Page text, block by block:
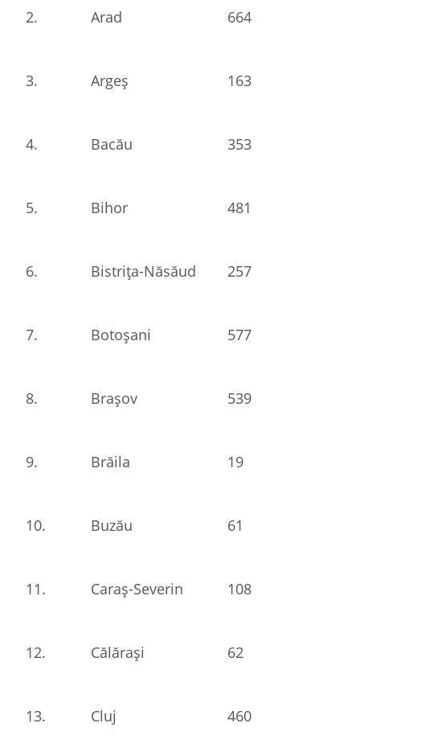
2. Arad 664
3. Argeș 163
4. Bacău 353
5. Bihor 481
6. Bistrița-Năsăud 257
7. Botoșani 577
8. Brașov 539
9. Brăila 19
10. Buzău 61
11. Caraș-Severin 108
12. Călărași 62
13. Cluj 460